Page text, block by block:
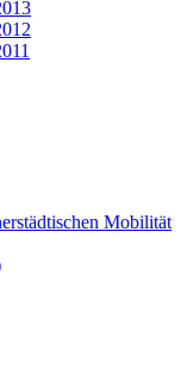
Mobilität